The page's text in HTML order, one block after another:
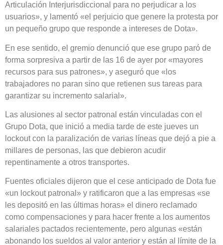
Articulación Interjurisdiccional para no perjudicar a los
usuarios», y lamentó «el perjuicio que genere la protesta por
un pequeño grupo que responde a intereses de Dota».
En ese sentido, el gremio denunció que ese grupo paró de
forma sorpresiva a partir de las 16 de ayer por «mayores
recursos para sus patrones», y aseguró que «los
trabajadores no paran sino que retienen sus tareas para
garantizar su incremento salarial».
Las alusiones al sector patronal están vinculadas con el
Grupo Dota, que inició a media tarde de este jueves un
lockout con la paralización de varias líneas que dejó a pie a
millares de personas, las que debieron acudir
repentinamente a otros transportes.
Fuentes oficiales dijeron que el cese anticipado de Dota fue
«un lockout patronal» y ratificaron que a las empresas «se
les depositó en las últimas horas» el dinero reclamado
como compensaciones y para hacer frente a los aumentos
salariales pactados recientemente, pero algunas «están
abonando los sueldos al valor anterior y están al límite de la